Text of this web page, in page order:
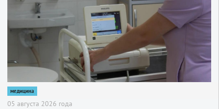
медицина
05 августа 2026 года